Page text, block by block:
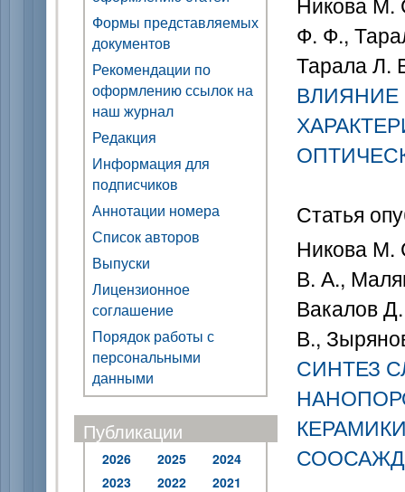
Формы представляемых
документов
Рекомендации по
оформлению ссылок на
наш журнал
Редакция
Информация для
подписчиков
Аннотации номера
Список авторов
Выпуски
Лицензионное
соглашение
Порядок работы с
персональными
данными
Публикации
2026 2025
2024
2023
2022
2021
Ф. Ф.,
Тарала Л.
ВЛИЯНИЕ
Статья
Никова М.
В. А.,
Вакалов
В.,
СИНТЕЗ